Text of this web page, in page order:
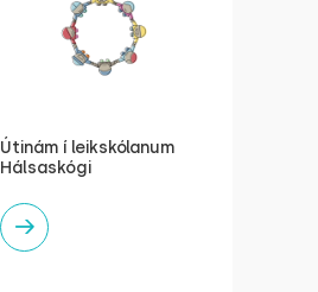
Útinám í leikskólanum
Hálsaskógi